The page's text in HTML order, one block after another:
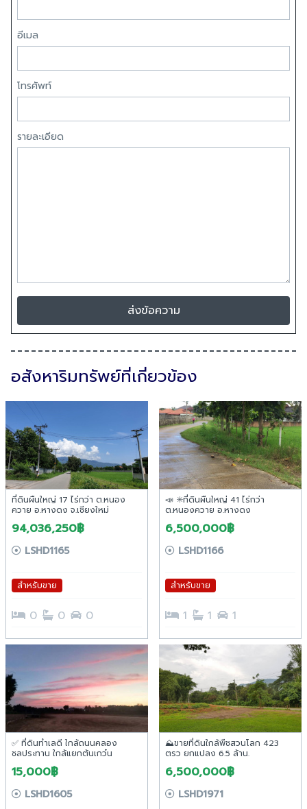
อีเมล
โทรศัพท์
รายละเอียด
ส่งข้อความ
อสังหาริมทรัพย์ที่เกี่ยวข้อง
ที่ดินผืนใหญ่ 17 ไร่กว่า ต.หนอง
ควาย อ.หางดง จ.เชียงใหม่
94,036,250฿
LSHD1165
สำหรับขาย
0 0 0
📣 ✳️ที่ดินผืนใหญ่ 41 ไร่กว่า
ต.หนองควาย อ.หางดง
6,500,000฿
LSHD1166
สำหรับขาย
1 1 1
✅ ที่ดินทำเลดี ใกล้ถนนคลอง
ชลประทาน ใกล้แยกต้นเกว๋น
อ.หางดง จ.เชียงใหม่
15,000฿
LSHD1605
⛰ขายที่ดินใกล้พืชสวนโลก 423
ตรว ยกแปลง 6.5 ล้าน.
6,500,000฿
LSHD1971